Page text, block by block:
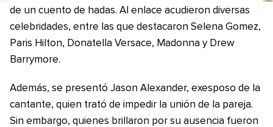
de un cuento de hadas. Al enlace acudieron diversas
celebridades, entre las que destacaron Selena Gomez,
Paris Hilton, Donatella Versace, Madonna y Drew
Barrymore.
Además, se presentó Jason Alexander, exesposo de la
cantante, quien trató de impedir la unión de la pareja.
Sin embargo, quienes brillaron por su ausencia fueron